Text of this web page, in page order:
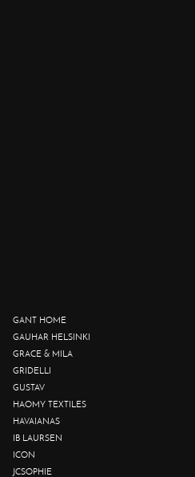
GANT HOME
GAUHAR HELSINKI
GRACE & MILA
GRIDELLI
GUSTAV
HAOMY TEXTILES
HAVAIANAS
IB LAURSEN
ICON
JCSOPHIE